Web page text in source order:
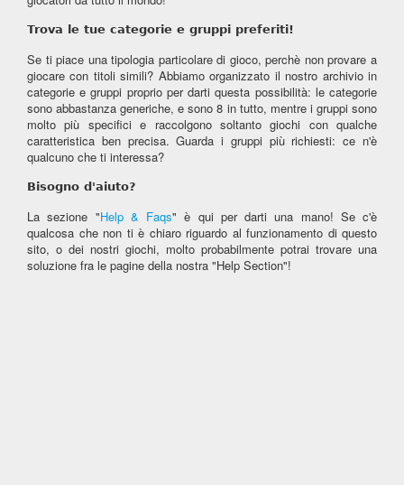
Trova le tue categorie e gruppi preferiti!
Se ti piace una tipologia particolare di gioco, perchè non provare a
giocare con titoli simili? Abbiamo organizzato il nostro archivio in
categorie e gruppi proprio per darti questa possibilità: le categorie
sono abbastanza generiche, e sono 8 in tutto, mentre i gruppi sono
molto più specifici e raccolgono soltanto giochi con qualche
caratteristica ben precisa. Guarda i gruppi più richiesti: ce n'è
qualcuno che ti interessa?
Bisogno d'aiuto?
La sezione "Help & Faqs" è qui per darti una mano! Se c'è
qualcosa che non ti è chiaro riguardo al funzionamento di questo
sito, o dei nostri giochi, molto probabilmente potrai trovare una
soluzione fra le pagine della nostra "Help Section"!